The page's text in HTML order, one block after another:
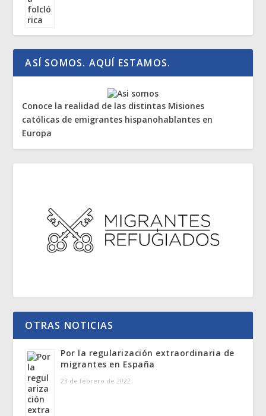
ASÍ SOMOS. AQUÍ ESTAMOS.
Conoce la realidad de las distintas Misiones
católicas de emigrantes hispanohablantes en
Europa
OTRAS NOTICIAS
Por la regularización extraordinaria de
migrantes en España
23 de febrero de 2022